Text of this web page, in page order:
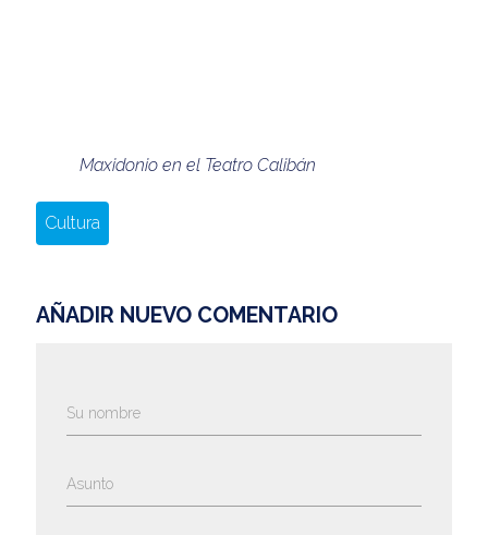
Maxidonio en el Teatro Calibán
Cultura
AÑADIR NUEVO COMENTARIO
Su nombre
Asunto